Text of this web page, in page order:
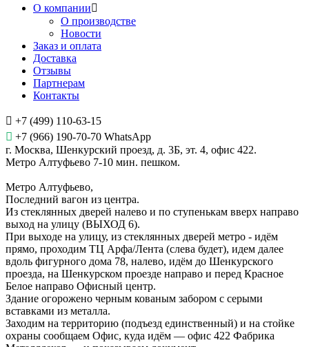
О компании
О производстве
Новости
Заказ и оплата
Доставка
Отзывы
Партнерам
Контакты
+7 (499) 110-63-15
+7 (966) 190-70-70 WhatsApp
г. Москва, Шенкурский проезд, д. 3Б, эт. 4, офис 422.
Метро Алтуфьево 7-10 мин. пешком.
Метро Алтуфьево,
Последний вагон из центра.
Из стеклянных дверей налево и по ступенькам вверх направо
выход на улицу (ВЫХОД 6).
При выходе на улицу, из стеклянных дверей метро - идём
прямо, проходим ТЦ Арфа/Лента (слева будет), идем далее
вдоль фигурного дома 78, налево, идём до Шенкурского
проезда, на Шенкурском проезде направо и перед Красное
Белое направо Офисный центр.
Здание огорожено черным кованым забором с серыми
вставками из металла.
Заходим на территорию (подъезд единственный) и на стойке
охраны сообщаем Офис, куда идём — офис 422 Фабрика